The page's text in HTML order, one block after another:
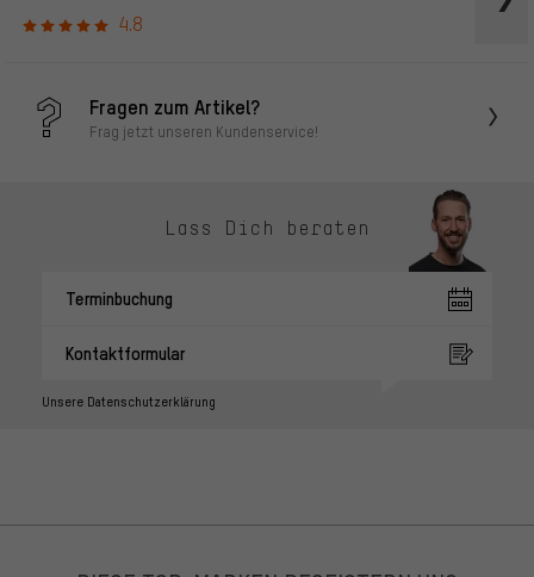
4.8
Fragen zum Artikel?
Frag jetzt unseren Kundenservice!
Lass Dich beraten
Terminbuchung
Kontaktformular
Unsere Datenschutzerklärung